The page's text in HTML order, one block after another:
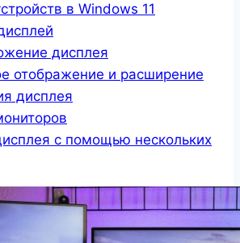
в Windows 11
дисплея
отображение и расширение
дисплея
с помощью нескольких